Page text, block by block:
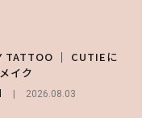
｜ CUTIEに
イク
2026.08.03
ごし方など独占インタ
2026.07.31
ュー＆限定グッズを総